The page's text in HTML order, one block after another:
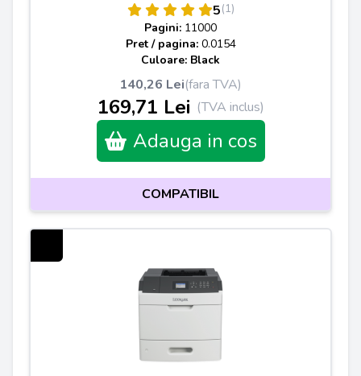
5(1)
Pagini: 11000
Pret / pagina: 0.0154
Culoare: Black
140,26 Lei(fara TVA)
169,71 Lei (TVA inclus)
Adauga in cos
COMPATIBIL